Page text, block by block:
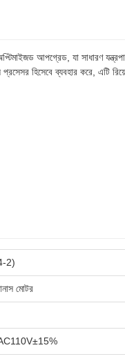
আপগ্রেড, যা সাধারণ
হিসেবে ব্যবহার করে, এটি
2)
মোটর